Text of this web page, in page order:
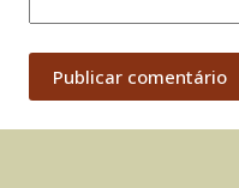
Publicar comentário